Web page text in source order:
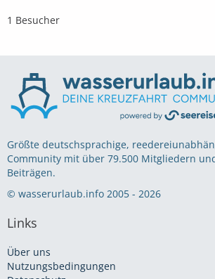
1 Besucher
Größte deutschsprachige,
Community mit über 79.500 Mitgliedern
Beiträgen.
© wasserurlaub.info 2005 - 2026
Links
Über uns
Nutzungsbedingungen